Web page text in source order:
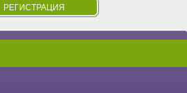
РЕГИСТРАЦИЯ